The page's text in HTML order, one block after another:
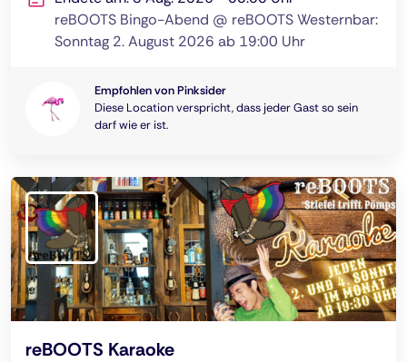
reBOOTS Bingo-Abend @ reBOOTS Westernbar:
Sonntag 2. August 2026 ab 19:00 Uhr
Empfohlen von Pinksider
Diese Location verspricht, dass jeder Gast so sein
darf wie er ist.
reBOOTS Karaoke